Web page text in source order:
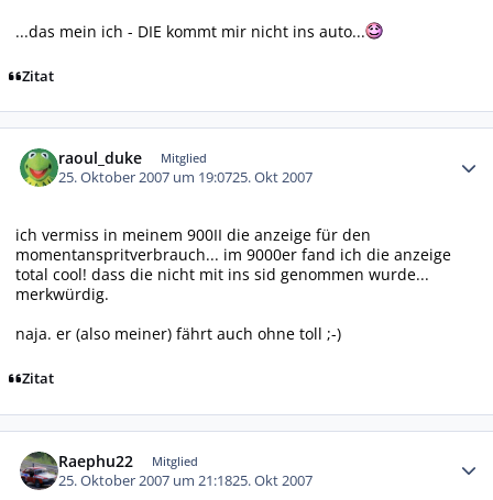
...das mein ich - DIE kommt mir nicht ins auto...
Zitat
raoul_duke Mitglied
25. Oktober 2007 um 19:0725. Okt 2007
ich vermiss in meinem 900II die anzeige für den
momentanspritverbrauch... im 9000er fand ich die anzeige
total cool! dass die nicht mit ins sid genommen wurde...
merkwürdig.
naja. er (also meiner) fährt auch ohne toll ;-)
Zitat
Raephu22 Mitglied
25. Oktober 2007 um 21:1825. Okt 2007